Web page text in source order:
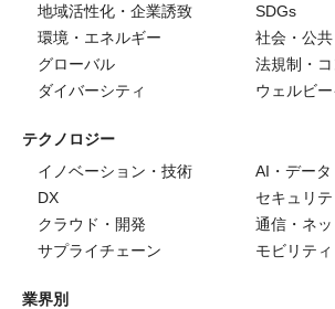
地域活性化・企業誘致
SDGs
環境・エネルギー
社会・公
グローバル
法規制・
ダイバーシティ
ウェルビ
テクノロジー
イノベーション・技術
AI・データ
DX
セキュリ
クラウド・開発
通信・ネ
サプライチェーン
モビリティ
業界別